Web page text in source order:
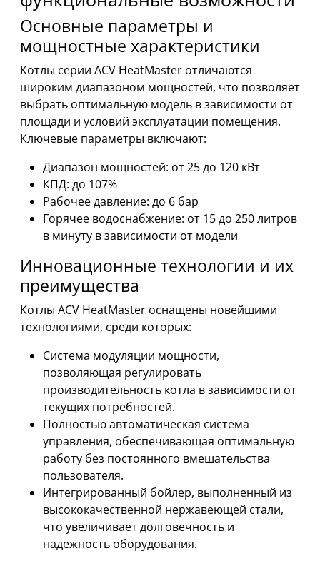
Основные параметры и
мощностные характеристики
Котлы серии ACV HeatMaster отличаются
широким диапазоном мощностей, что позволяет
выбрать оптимальную модель в зависимости от
площади и условий эксплуатации помещения.
Ключевые параметры включают:
Диапазон мощностей: от 25 до 120 кВт
КПД: до 107%
Рабочее давление: до 6 бар
Горячее водоснабжение: от 15 до 250 литров
в минуту в зависимости от модели
Инновационные технологии и их
преимущества
Котлы ACV HeatMaster оснащены новейшими
технологиями, среди которых:
Система модуляции мощности,
позволяющая регулировать
производительность котла в зависимости от
текущих потребностей.
Полностью автоматическая система
управления, обеспечивающая оптимальную
работу без постоянного вмешательства
пользователя.
Интегрированный бойлер, выполненный из
высококачественной нержавеющей стали,
что увеличивает долговечность и
надежность оборудования.